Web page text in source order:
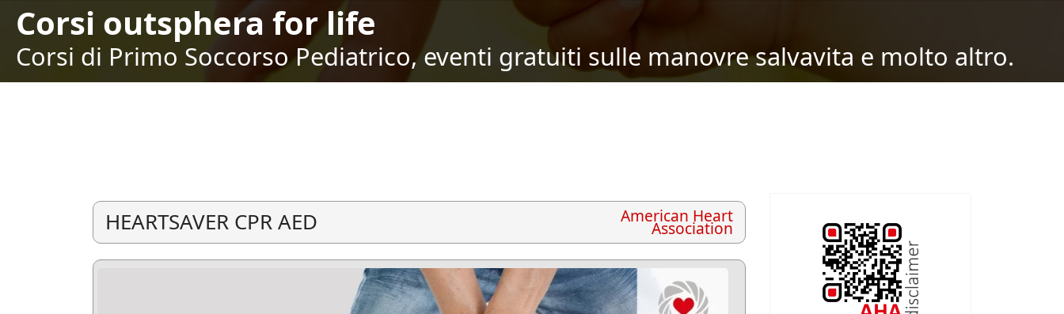
Corsi outsphera for life
Corsi di Primo Soccorso Pediatrico, eventi gratuiti sulle manovre salvavita e molto altro.
HEARTSAVER CPR AED American Heart
Association